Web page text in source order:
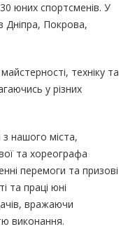
юних спортсменів. У
Дніпра, Покрова,
техніку та
у різних
нашого міста,
та хореографа
перемоги та призові
та праці юні
вражаючи
виконання.